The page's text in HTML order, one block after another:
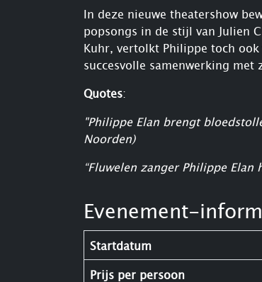
In deze nieuwe theatershow
popsongs in de stijl van Julien
Kuhr, vertolkt Philippe toch
succesvolle samenwerking
Quotes:
"Philippe Elan brengt
Noorden)
“Fluwelen zanger Philippe
Evenement-
Startdatum
Prijs per persoon